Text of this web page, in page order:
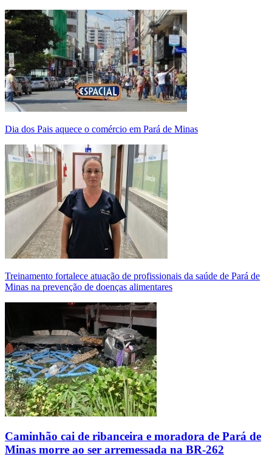
Dia dos Pais aquece o comércio em Pará de Minas
Treinamento fortalece atuação de profissionais da saúde de Pará de
Minas na prevenção de doenças alimentares
Caminhão cai de ribanceira e moradora de Pará de
Minas morre ao ser arremessada na BR-262